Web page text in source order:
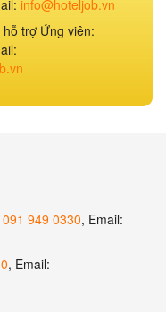
info@hoteljob.vn
trợ Ứng viên:
091 949 0330, Email:
, Email: